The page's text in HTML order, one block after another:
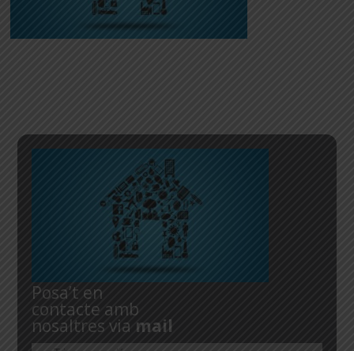
Posa’t en
contacte amb
nosaltres via mail